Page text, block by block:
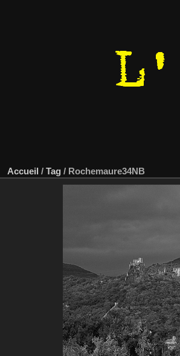
Accueil / Tag / Rochemaure34NB